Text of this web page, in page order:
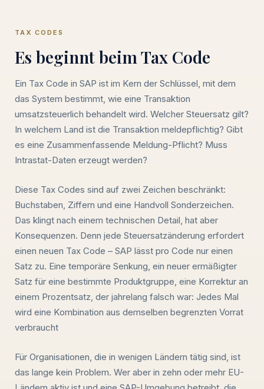
TAX CODES
Es beginnt beim Tax Code
Ein Tax Code in SAP ist im Kern der Schlüssel, mit dem
das System bestimmt, wie eine Transaktion
umsatzsteuerlich behandelt wird. Welcher Steuersatz gilt?
In welchem Land ist die Transaktion meldepflichtig? Gibt
es eine Zusammenfassende Meldung-Pflicht? Muss
Intrastat-Daten erzeugt werden?
Diese Tax Codes sind auf zwei Zeichen beschränkt:
Buchstaben, Ziffern und eine Handvoll Sonderzeichen.
Das klingt nach einem technischen Detail, hat aber
Konsequenzen. Denn jede Steuersatzänderung erfordert
einen neuen Tax Code – SAP lässt pro Code nur einen
Satz zu. Eine temporäre Senkung, ein neuer ermäßigter
Satz für eine bestimmte Produktgruppe, eine Korrektur an
einem Prozentsatz, der jahrelang falsch war: Jedes Mal
wird eine Kombination aus demselben begrenzten Vorrat
verbraucht
Für Organisationen, die in wenigen Ländern tätig sind, ist
das lange kein Problem. Wer aber in zehn oder mehr EU-